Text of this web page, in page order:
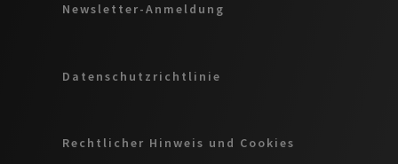
Newsletter-Anmeldung
Datenschutzrichtlinie
Rechtlicher Hinweis und Cookies